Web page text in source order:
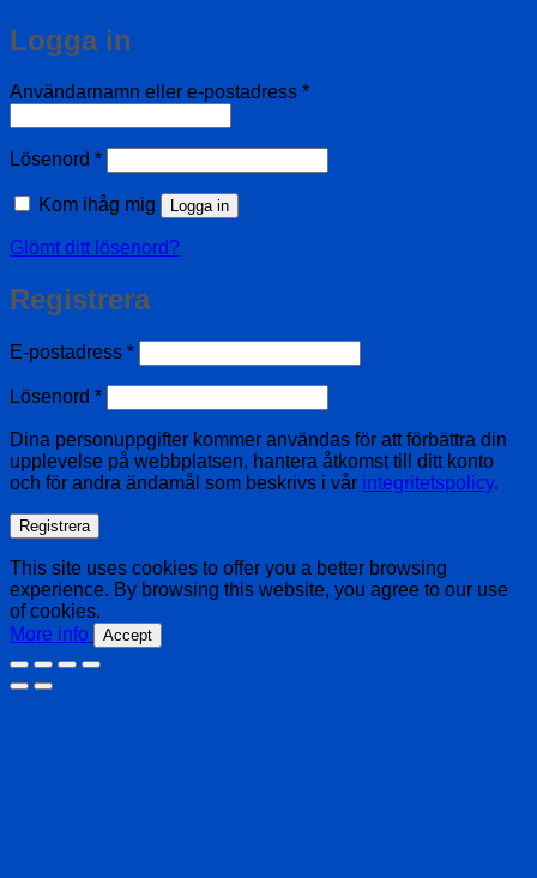
Logga in
Användarnamn eller e-postadress *Obligatoriskt
Lösenord *Obligatoriskt
Kom ihåg mig Logga in
Glömt ditt lösenord?
Registrera
E-postadress *Obligatoriskt
Lösenord *Obligatoriskt
Dina personuppgifter kommer användas för att förbättra din
upplevelse på webbplatsen, hantera åtkomst till ditt konto
och för andra ändamål som beskrivs i vår integritetspolicy.
Registrera
This site uses cookies to offer you a better browsing
experience. By browsing this website, you agree to our use
of cookies.
More info
Accept